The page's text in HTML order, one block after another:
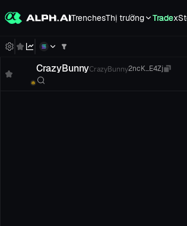
TrenchesThị trường Trade
CrazyBunnyCrazyBunny2ncK...E4Zj